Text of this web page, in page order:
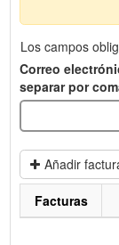
Los campos
Correo
separar por
Añadir
Facturas